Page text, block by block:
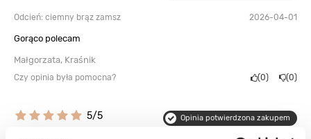
Odcień: ciemny brąz zamsz 2026-04-01
Gorąco polecam
Małgorzata, Kraśnik
Czy opinia była pomocna? 0 0
5/5 Opinia potwierdzona zakupem